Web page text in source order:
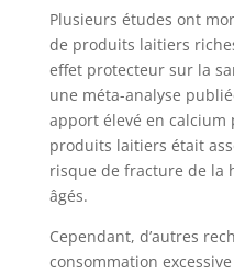
Plusieurs études ont
de produits laitiers
effet protecteur sur la
une méta-analyse
apport élevé en
produits laitiers était
risque de fracture de la
âgés.
Cependant, d’autres
consommation